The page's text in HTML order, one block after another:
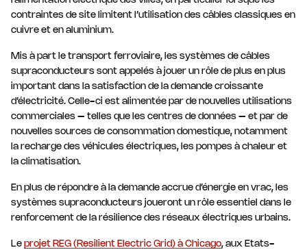
contraintes de site limitent l’utilisation des câbles classiques en
cuivre et en aluminium.
Mis à part le transport ferroviaire, les systèmes de câbles
supraconducteurs sont appelés à jouer un rôle de plus en plus
important dans la satisfaction de la demande croissante
d’électricité. Celle-ci est alimentée par de nouvelles utilisations
commerciales – telles que les centres de données – et par de
nouvelles sources de consommation domestique, notamment
la recharge des véhicules électriques, les pompes à chaleur et
la climatisation.
En plus de répondre à la demande accrue d’énergie en vrac, les
systèmes supraconducteurs joueront un rôle essentiel dans le
renforcement de la résilience des réseaux électriques urbains.
Le projet REG (Resilient Electric Grid) à Chicago, aux Etats-